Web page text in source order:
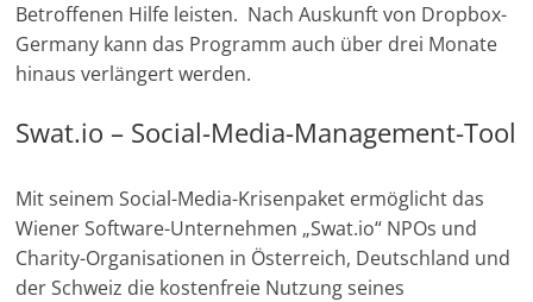
Betroffenen Hilfe leisten. Nach Auskunft von Dropbox-
Germany kann das Programm auch über drei Monate
hinaus verlängert werden.
Swat.io – Social-Media-Management-Tool
Mit seinem Social-Media-Krisenpaket ermöglicht das
Wiener Software-Unternehmen „Swat.io“ NPOs und
Charity-Organisationen in Österreich, Deutschland und
der Schweiz die kostenfreie Nutzung seines